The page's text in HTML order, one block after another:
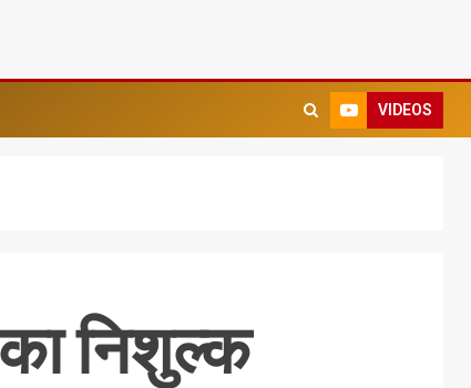
VIDEOS
निशुल्क